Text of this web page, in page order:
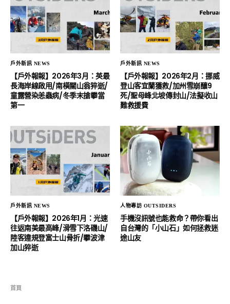
戶外新訊 NEWS
【戶外報報】2026年3月：英最
長海岸線啟用/南橫關山翁猝逝/
童露營染恙蟲病/冬季末搶攀當
第一
戶外新訊 NEWS
【戶外報報】2026年2月：挪威
登山客宜蘭獲救/加州雪崩釀9
死/聖母峰北坡傳封山/法擬收山
難救援費
戶外新訊 NEWS
【戶外報報】2026年1月：光速
往返南美最高峰/滑雪下洛磯山/
陸客違規登富士山骨折/攀波津
加山猝逝
人物專訪 OUTSIDERS
手機沒訊號也能救命？帶你看出
自台灣的「小山石」如何拯救迷
途山友
首頁